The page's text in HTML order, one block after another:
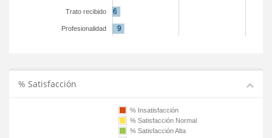
Trato recibido
Profesionalidad
% Satisfacción
% Insatisfacción
% Satisfacción Normal
% Satisfacción Alta